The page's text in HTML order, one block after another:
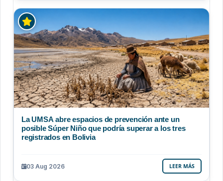
La UMSA abre espacios de prevención ante un
posible Súper Niño que podría superar a los tres
registrados en Bolivia
03 Aug 2026 LEER MÁS